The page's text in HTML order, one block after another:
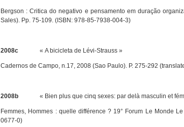
Bergson : Critica do negativo e pensamento em duração
Sales). Pp. 75-109. (ISBN: 978-85-7938-004-3)
2008c « A bicicleta de Lévi-Strauss »
Cadernos de Campo , n.17, 2008 (Sao Paulo). P. 275-292
2008b « Bien plus que cinq sexes: par delà masculin et
Femmes, Hommes : quelle différence ? 19° Forum Le Monde
0677-0)